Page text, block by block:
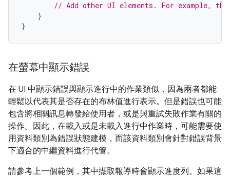
// Add other UI elements. For example,
}
}
在螢幕中顯示錯誤
在 UI 中顯示錯誤與顯示進行中的作業類似，因為兩者都能
輕鬆以代表其是否存在的布林值進行表示。但是錯誤也可能
包含將相關訊息轉發給使用者，或是與重試失敗作業有關的
操作。因此，在載入或是未載入進行中作業時，可能需要使
用資料類別為錯誤狀態建模，而該資料類別會針對錯誤背景
下適合的中繼資料進行代管。
請參考上一個範例，其中擷取報導時會顯示進度列。如果這